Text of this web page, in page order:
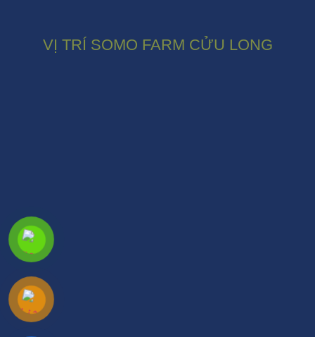
VỊ TRÍ SOMO FARM CỬU LONG